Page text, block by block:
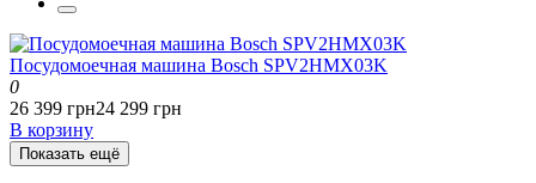
Посудомоечная машина Bosch SPV2HMX03K
0
26 399 грн24 299 грн
В корзину
Показать ещё